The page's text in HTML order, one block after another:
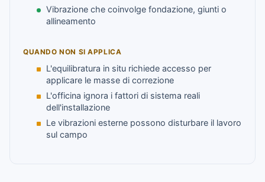
Vibrazione che coinvolge fondazione, giunti o
allineamento
QUANDO NON SI APPLICA
L'equilibratura in situ richiede accesso per
applicare le masse di correzione
L'officina ignora i fattori di sistema reali
dell'installazione
Le vibrazioni esterne possono disturbare il lavoro
sul campo